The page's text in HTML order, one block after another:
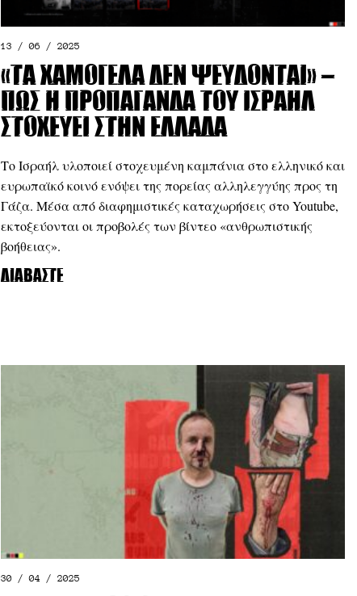
13 / 06 / 2025
«Τα χαμόγελα δεν ψεύδονται» –
Πώς η προπαγάνδα του Ισραήλ
στοχεύει στην Ελλάδα
Το Ισραήλ υλοποιεί στοχευμένη καμπάνια στο ελληνικό και
ευρωπαϊκό κοινό ενόψει της πορείας αλληλεγγύης προς τη
Γάζα. Μέσα από διαφημιστικές καταχωρήσεις στο Youtube,
εκτοξεύονται οι προβολές των βίντεο «ανθρωπιστικής
βοήθειας».
Διαβάστε
30 / 04 / 2025